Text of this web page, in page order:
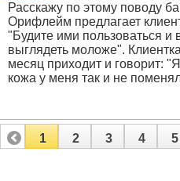
Расскажу по этому поводу
Орифлейм предлагает
"Будите ими пользоваться и
выглядеть моложе".
месяц приходит и говорит:
кожа у меня так и не
1 2 3 4 5